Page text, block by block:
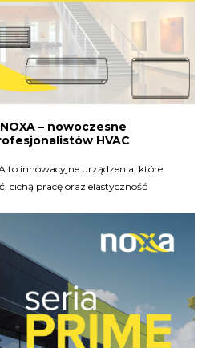
– nowoczesne
HVAC
to innowacyjne urządzenia, które
cichą pracę oraz elastyczność